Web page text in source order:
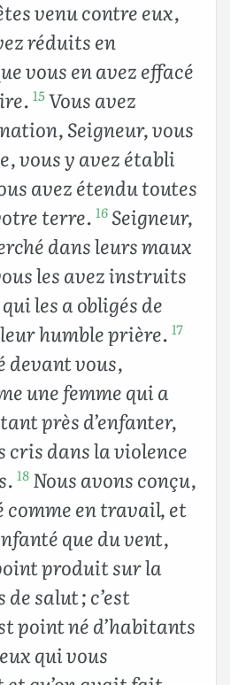
venu contre eux,
réduits en
vous en avez effacé
15Vous avez
Seigneur, vous
vous y avez établi
avez étendu toutes
terre. 16Seigneur,
dans leurs maux
les avez instruits
les a obligés de
humble prière. 17
devant vous,
une femme qui a
près d’enfanter,
cris dans la violence
18Nous avons conçu,
comme en travail, et
que du vent,
produit sur la
salut ; c’est
point né d’habitants
qui vous